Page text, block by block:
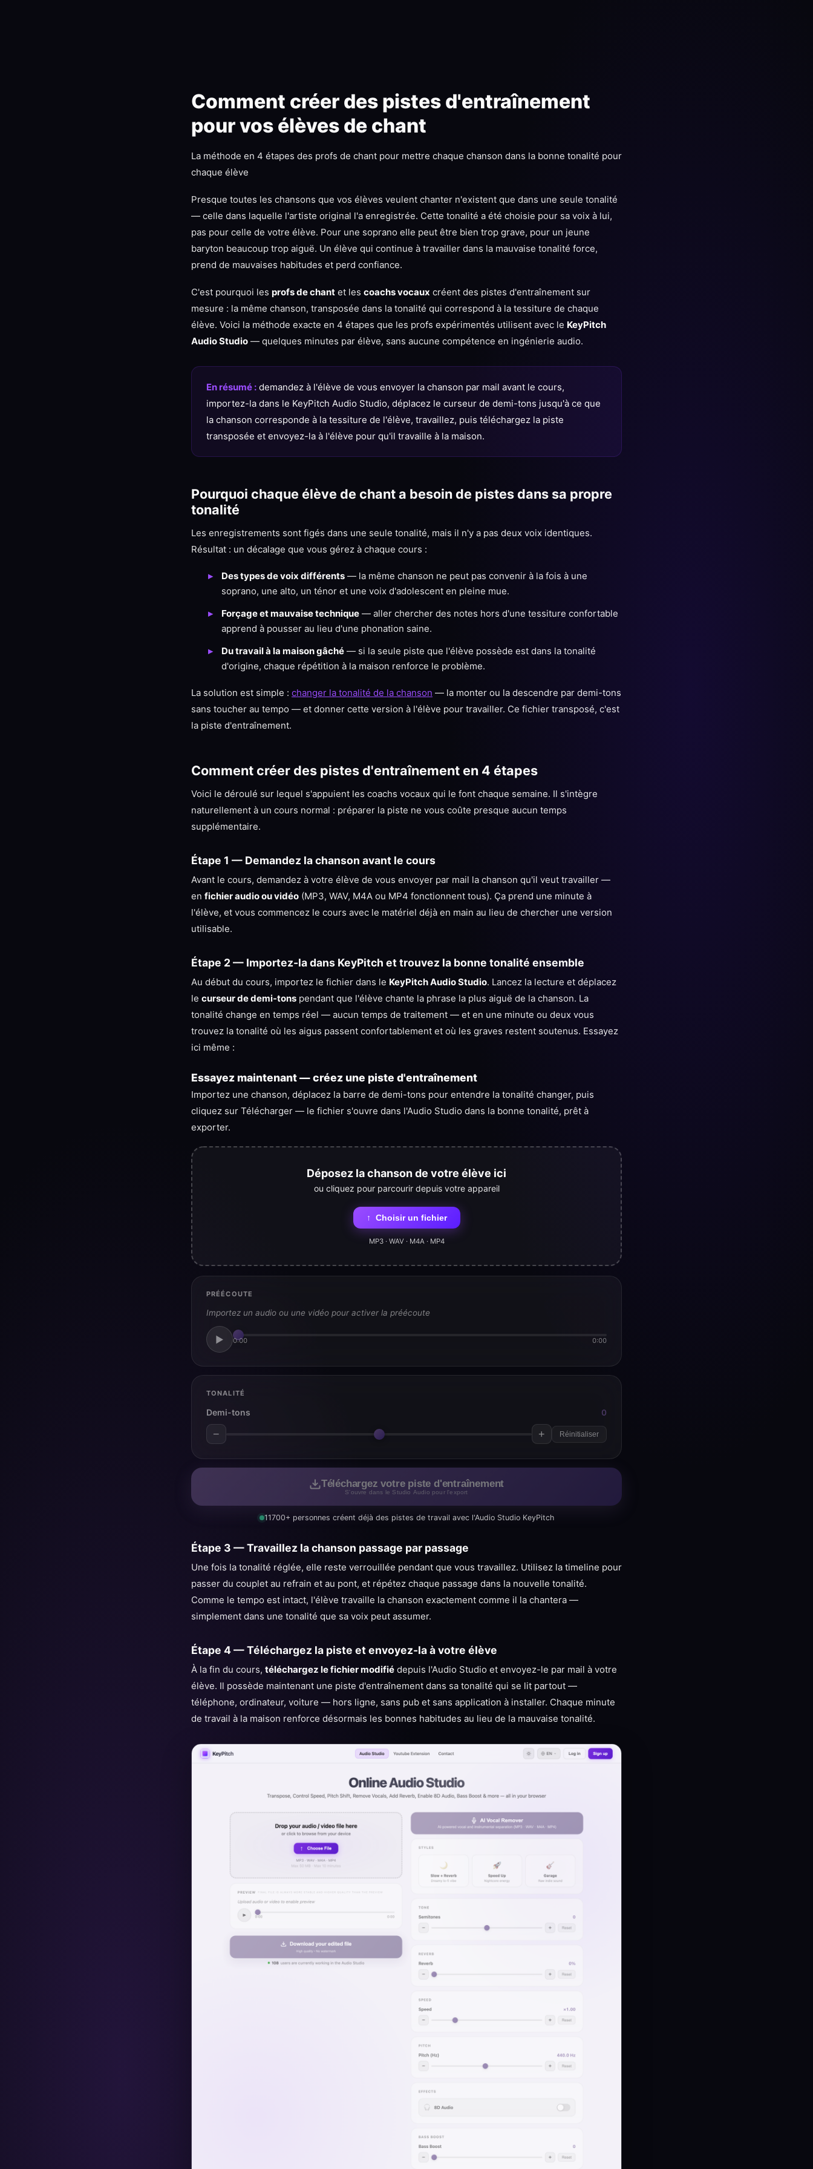
Comment créer des pistes d'entraînement
pour vos élèves de chant
La méthode en 4 étapes des profs de chant pour mettre chaque chanson dans la bonne tonalité pour
chaque élève
Presque toutes les chansons que vos élèves veulent chanter n'existent que dans une seule tonalité
— celle dans laquelle l'artiste original l'a enregistrée. Cette tonalité a été choisie pour sa voix à lui,
pas pour celle de votre élève. Pour une soprano elle peut être bien trop grave, pour un jeune
baryton beaucoup trop aiguë. Un élève qui continue à travailler dans la mauvaise tonalité force,
prend de mauvaises habitudes et perd confiance.
C'est pourquoi les profs de chant et les coachs vocaux créent des pistes d'entraînement sur
mesure : la même chanson, transposée dans la tonalité qui correspond à la tessiture de chaque
élève. Voici la méthode exacte en 4 étapes que les profs expérimentés utilisent avec le KeyPitch
Audio Studio — quelques minutes par élève, sans aucune compétence en ingénierie audio.
En résumé : demandez à l'élève de vous envoyer la chanson par mail avant le cours,
importez-la dans le KeyPitch Audio Studio, déplacez le curseur de demi-tons jusqu'à ce que
la chanson corresponde à la tessiture de l'élève, travaillez, puis téléchargez la piste
transposée et envoyez-la à l'élève pour qu'il travaille à la maison.
Pourquoi chaque élève de chant a besoin de pistes dans sa propre
tonalité
Les enregistrements sont figés dans une seule tonalité, mais il n'y a pas deux voix identiques.
Résultat : un décalage que vous gérez à chaque cours :
Des types de voix différents — la même chanson ne peut pas convenir à la fois à une
soprano, une alto, un ténor et une voix d'adolescent en pleine mue.
Forçage et mauvaise technique — aller chercher des notes hors d'une tessiture confortable
apprend à pousser au lieu d'une phonation saine.
Du travail à la maison gâché — si la seule piste que l'élève possède est dans la tonalité
d'origine, chaque répétition à la maison renforce le problème.
La solution est simple : changer la tonalité de la chanson — la monter ou la descendre par demi-tons
sans toucher au tempo — et donner cette version à l'élève pour travailler. Ce fichier transposé, c'est
la piste d'entraînement.
Comment créer des pistes d'entraînement en 4 étapes
Voici le déroulé sur lequel s'appuient les coachs vocaux qui le font chaque semaine. Il s'intègre
naturellement à un cours normal : préparer la piste ne vous coûte presque aucun temps
supplémentaire.
Étape 1 — Demandez la chanson avant le cours
Avant le cours, demandez à votre élève de vous envoyer par mail la chanson qu'il veut travailler —
en fichier audio ou vidéo (MP3, WAV, M4A ou MP4 fonctionnent tous). Ça prend une minute à
l'élève, et vous commencez le cours avec le matériel déjà en main au lieu de chercher une version
utilisable.
Étape 2 — Importez-la dans KeyPitch et trouvez la bonne tonalité ensemble
Au début du cours, importez le fichier dans le KeyPitch Audio Studio. Lancez la lecture et déplacez
le curseur de demi-tons pendant que l'élève chante la phrase la plus aiguë de la chanson. La
tonalité change en temps réel — aucun temps de traitement — et en une minute ou deux vous
trouvez la tonalité où les aigus passent confortablement et où les graves restent soutenus. Essayez
ici même :
Essayez maintenant — créez une piste d'entraînement
Importez une chanson, déplacez la barre de demi-tons pour entendre la tonalité changer, puis
cliquez sur Télécharger — le fichier s'ouvre dans l'Audio Studio dans la bonne tonalité, prêt à
exporter.
Déposez la chanson de votre élève ici
ou cliquez pour parcourir depuis votre appareil
↑ Choisir un fichier
MP3 · WAV · M4A · MP4
PRÉÉCOUTE
Importez un audio ou une vidéo pour activer la préécoute
▶ 0:00 0:00
TONALITÉ
Demi-tons 0
− + Réinitialiser
Téléchargez votre piste d'entraînement
S'ouvre dans le Studio Audio pour l'export
11700+ personnes créent déjà des pistes de travail avec l'Audio Studio KeyPitch
Étape 3 — Travaillez la chanson passage par passage
Une fois la tonalité réglée, elle reste verrouillée pendant que vous travaillez. Utilisez la timeline pour
passer du couplet au refrain et au pont, et répétez chaque passage dans la nouvelle tonalité.
Comme le tempo est intact, l'élève travaille la chanson exactement comme il la chantera —
simplement dans une tonalité que sa voix peut assumer.
Étape 4 — Téléchargez la piste et envoyez-la à votre élève
À la fin du cours, téléchargez le fichier modifié depuis l'Audio Studio et envoyez-le par mail à votre
élève. Il possède maintenant une piste d'entraînement dans sa tonalité qui se lit partout —
téléphone, ordinateur, voiture — hors ligne, sans pub et sans application à installer. Chaque minute
de travail à la maison renforce désormais les bonnes habitudes au lieu de la mauvaise tonalité.